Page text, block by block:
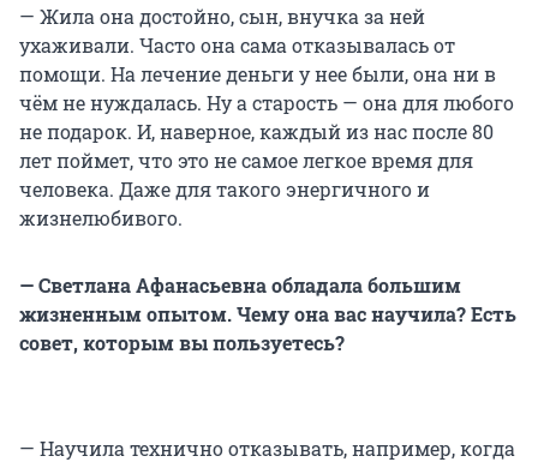
— Жила она достойно, сын, внучка за ней
ухаживали. Часто она сама отказывалась от
помощи. На лечение деньги у нее были, она ни в
чём не нуждалась. Ну а старость — она для любого
не подарок. И, наверное, каждый из нас после 80
лет поймет, что это не самое легкое время для
человека. Даже для такого энергичного и
жизнелюбивого.
—Светлана Афанасьевна обладала большим
жизненным опытом. Чему она вас научила? Есть
совет, которым вы пользуетесь?
— Научила технично отказывать, например, когда